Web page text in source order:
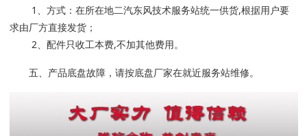
1、方式：在所在地二汽东风技术服务站统一供货,根据用户要
求由厂方直接发货；
2、配件只收工本费,不加其他费用。
五、产品底盘故障，请按底盘厂家在就近服务站维修。